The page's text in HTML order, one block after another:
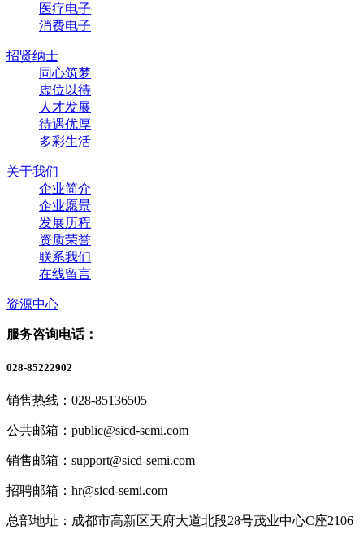
医疗电子
消费电子
招贤纳士
同心筑梦
虚位以待
人才发展
待遇优厚
多彩生活
关于我们
企业简介
企业愿景
发展历程
资质荣誉
联系我们
在线留言
资源中心
服务咨询电话：
028-85222902
销售热线：028-85136505
公共邮箱：public@sicd-semi.com
销售邮箱：support@sicd-semi.com
招聘邮箱：hr@sicd-semi.com
总部地址：成都市高新区天府大道北段28号茂业中心C座2106